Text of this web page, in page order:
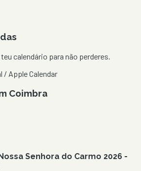
calendário para não perderes.
/ Apple Calendar
Coimbra
Senhora do Carmo 2026 -